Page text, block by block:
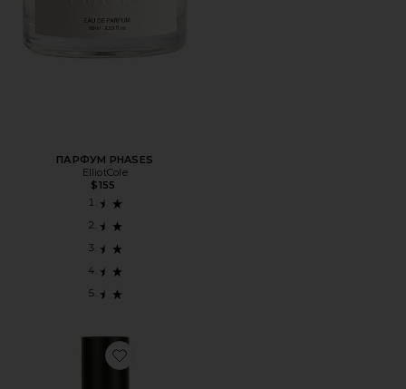
ПАРФУМ PHASES
ElliotCole
$155
Favorite ПАРФУМ HARD FEELINGS EAU DE PARFUM